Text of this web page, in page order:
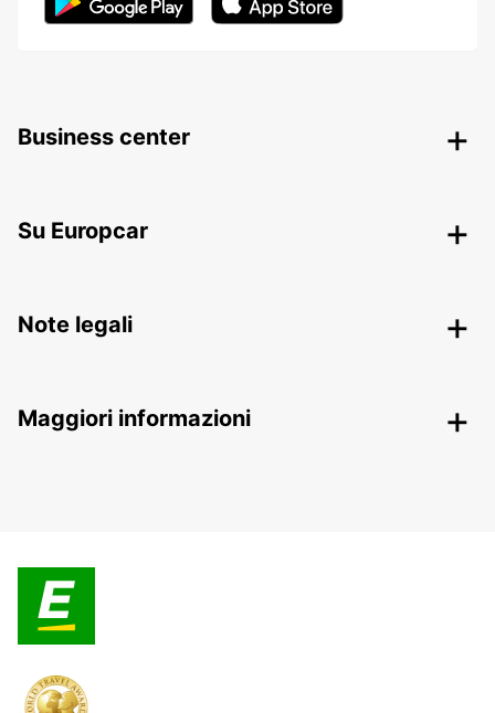
Business center
Su Europcar
Note legali
Maggiori informazioni